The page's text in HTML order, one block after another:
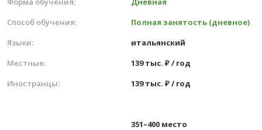
Способ обучения:
Полная занятость (дневное)
Языки:
итальянский
Местные:
139 тыс. ₽ / год
Иностранцы:
139 тыс. ₽ / год
351–400 место